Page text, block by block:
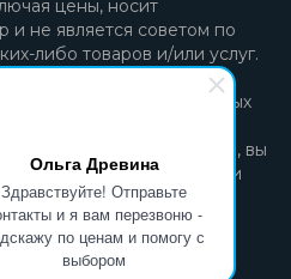
Ольга Древина
Здравствуйте! Отправьте
и я вам перезвоню -
по ценам и помогу с
выбором
цены, носит
и не является советом по
либо товаров и/или услуг.
разрешается только при
открытой для поисковых
адрес
пользоваться сайтом, вы
персональных данных
и
файлов cookie.